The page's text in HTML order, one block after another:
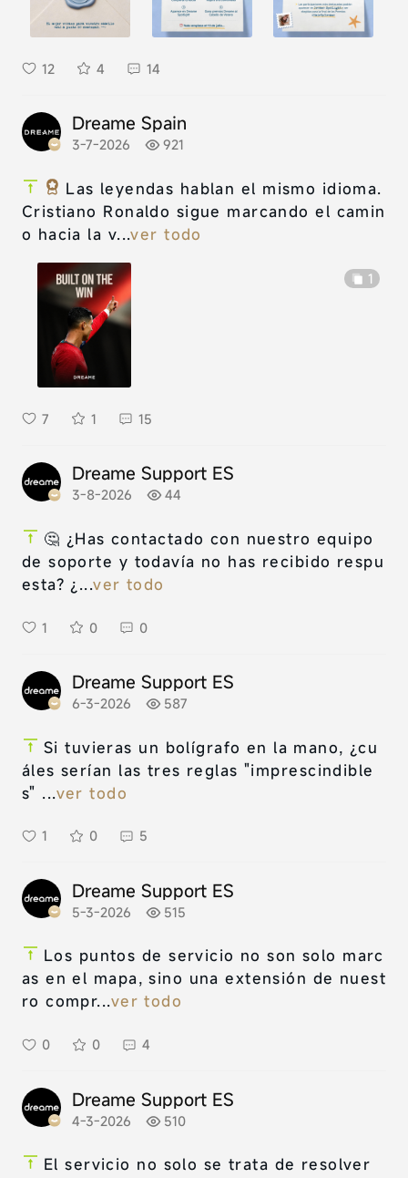
12 4 14
Dreame Spain
3-7-2026 921
Las leyendas hablan el mismo idioma.
Cristiano Ronaldo sigue marcando el camin
o hacia la v...ver todo
1
7 1 15
Dreame Support ES
3-8-2026 44
🤔 ¿Has contactado con nuestro equipo
de soporte y todavía no has recibido respu
esta? ¿...ver todo
1 0 0
Dreame Support ES
6-3-2026 587
Si tuvieras un bolígrafo en la mano, ¿cu
áles serían las tres reglas "imprescindible
s" ...ver todo
1 0 5
Dreame Support ES
5-3-2026 515
Los puntos de servicio no son solo marc
as en el mapa, sino una extensión de nuest
ro compr...ver todo
0 0 4
Dreame Support ES
4-3-2026 510
El servicio no solo se trata de resolver